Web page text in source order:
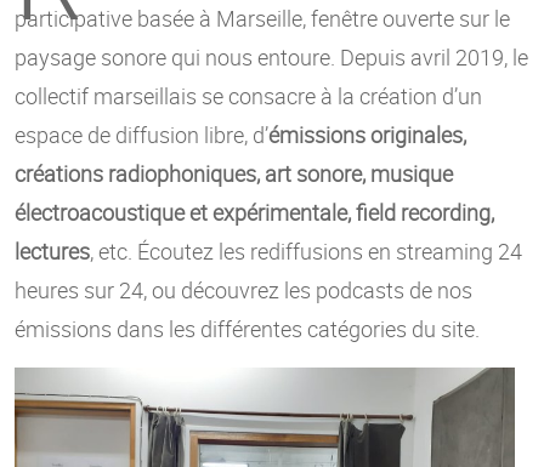
participative basée à Marseille, fenêtre ouverte sur le
paysage sonore qui nous entoure. Depuis avril 2019, le
collectif marseillais se consacre à la création d’un
espace de diffusion libre, d’émissions originales,
créations radiophoniques, art sonore, musique
électroacoustique et expérimentale, field recording,
lectures, etc. Écoutez les rediffusions en streaming 24
heures sur 24, ou découvrez les podcasts de nos
émissions dans les différentes catégories du site.